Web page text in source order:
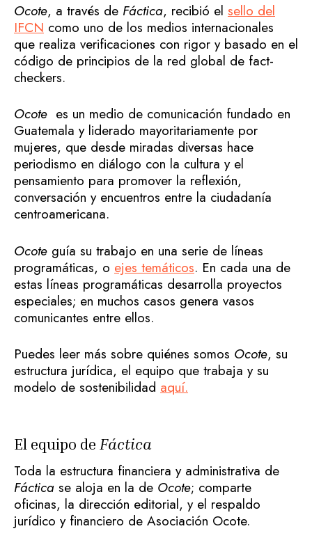
Ocote, a través de Fáctica, recibió el sello del
IFCN como uno de los medios internacionales
que realiza verificaciones con rigor y basado en el
código de principios de la red global de fact-
checkers.
Ocote es un medio de comunicación fundado en
Guatemala y liderado mayoritariamente por
mujeres, que desde miradas diversas hace
periodismo en diálogo con la cultura y el
pensamiento para promover la reflexión,
conversación y encuentros entre la ciudadanía
centroamericana.
Ocote guía su trabajo en una serie de líneas
programáticas, o ejes temáticos. En cada una de
estas líneas programáticas desarrolla proyectos
especiales; en muchos casos genera vasos
comunicantes entre ellos.
Puedes leer más sobre quiénes somos Ocote, su
estructura jurídica, el equipo que trabaja y su
modelo de sostenibilidad aquí.
El equipo de Fáctica
Toda la estructura financiera y administrativa de
Fáctica se aloja en la de Ocote; comparte
oficinas, la dirección editorial, y el respaldo
jurídico y financiero de Asociación Ocote.